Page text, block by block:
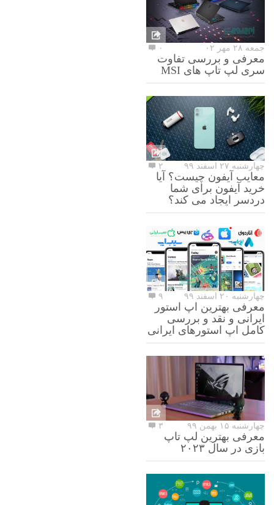
جمعه ۲۸ مهر ۰۲ ۰
معرفی و بررسی تفاوت
سری لپ تاپ های MSI
چهارشنبه ۲۷ اسفند ۹۹ ۲
معایب آیفون چیست؟ آیا
خرید آیفون برای شما
دردسر ایجاد می کند؟
چهارشنبه ۲۰ اسفند ۹۹ ۹
معرفی بهترین اپ استور
ایرانی و نقد و بررسی
کامل اپ استورهای ایرانی
چهارشنبه ۱۵ بهمن ۹۹ ۳
معرفی بهترین لپ تاپ
بازی در سال ۲۰۲۳